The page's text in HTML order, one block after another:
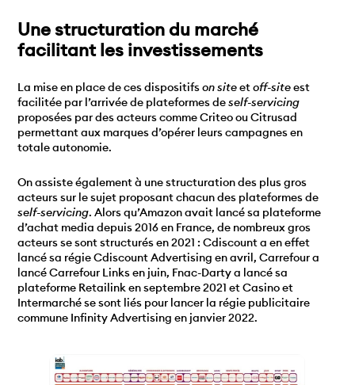
Une structuration du marché
facilitant les investissements
La mise en place de ces dispositifson siteetoff-siteest
facilitée par l’arrivée de plateformes deself-servicing
proposées par des acteurs comme Criteo ou Citrusad
permettant aux marques d’opérer leurs campagnes en
totale autonomie.
On assiste également à une structuration des plus gros
acteurs sur le sujet proposant chacun des plateformes de
self-servicing. Alors qu’Amazon avait lancé sa plateforme
d’achat media depuis 2016 en France, de nombreux gros
acteurs se sont structurés en 2021 : Cdiscount a en effet
lancé sa régie Cdiscount Advertising en avril, Carrefour a
lancé Carrefour Links en juin, Fnac-Darty a lancé sa
plateforme Retailink en septembre 2021 et Casino et
Intermarché se sont liés pour lancer la régie publicitaire
commune Infinity Advertising en janvier 2022.